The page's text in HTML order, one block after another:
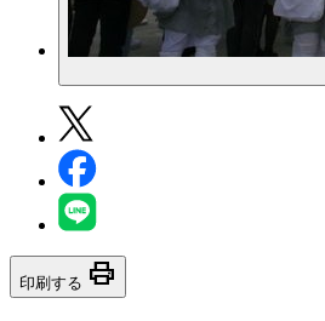
印刷する print